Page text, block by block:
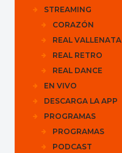
STREAMING
CORAZÓN
REAL VALLENATA
REAL RETRO
REAL DANCE
EN VIVO
DESCARGA LA APP
PROGRAMAS
PROGRAMAS
PODCAST